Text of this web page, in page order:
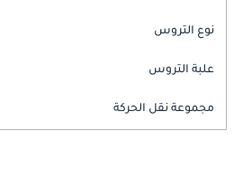
نوع التروس
علبة التروس
مجموعة نقل الحركة